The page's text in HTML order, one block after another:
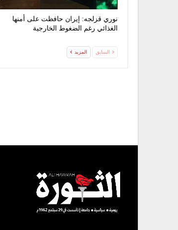
نوري قزلجه: إيران حافظت على أمنها
الغذائي رغم الضغوط الخارجية
السابق المزيد